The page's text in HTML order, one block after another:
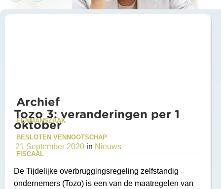
Archief
EENMANSZAAK
BESLOTEN VENNOOTSCHAP
FISCAAL
Tozo 3: veranderingen per 1
oktober
21 September 2020in Nieuws
De Tijdelijke overbruggingsregeling zelfstandig
ondernemers (Tozo) is een van de maatregelen van